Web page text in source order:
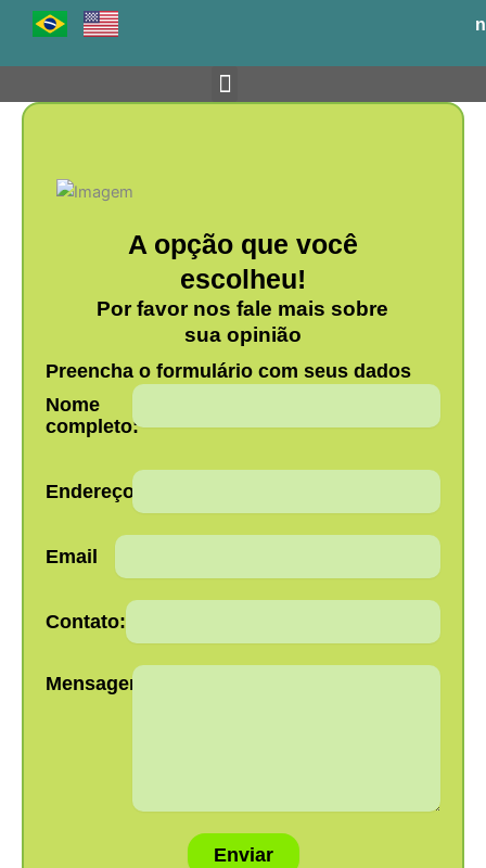
o
A opção que você
escolheu!
Por favor nos fale mais sobre
sua opinião
Preencha o formulário com seus dados
Nome
completo:
Endereço:
Email
Contato:
Mensagem:
Enviar